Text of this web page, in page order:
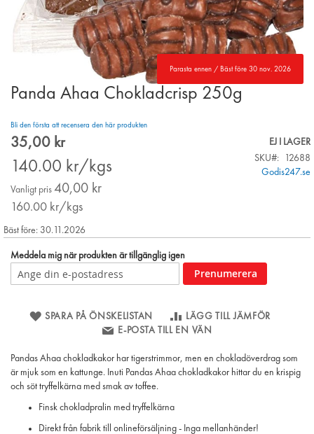
Parasta ennen / Bäst före 30 nov. 2026
Skip
of
the
images
gallery
Panda Ahaa Chokladcrisp 250g
Bli den första att recensera den här produkten
Special
35,00 kr
140.00 kr/kgs
Vanligt pris 40,00 kr
160.00 kr/kgs
EJ I LAGER
SKU
12688
Godis247.se
Bäst före: 30.11.2026
Meddela mig när produkten är tillgänglig igen
Prenumerera
SPARA PÅ ÖNSKELISTAN
LÄGG TILL JÄMFÖR
E-POSTA TILL EN VÄN
Pandas Ahaa chokladkakor har tigerstrimmor, men en chokladöverdrag som
är mjuk som en kattunge. Inuti Pandas Ahaa chokladkakor hittar du en krispig
och söt tryffelkärna med smak av toffee.
Finsk chokladpralin med tryffelkärna
Direkt från fabrik till onlineförsäljning - Inga mellanhänder!